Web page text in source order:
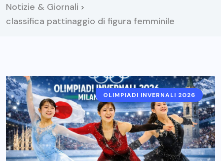
Notizie & Giornali >
classifica pattinaggio di figura femminile
OLIMPIADI INVERNALI 2026